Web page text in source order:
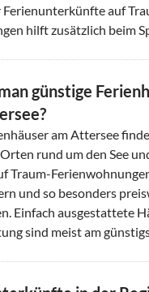
Ferienunterkünfte auf
hilft zusätzlich beim
günstige
am Attersee
rund um den See
Traum-
und so besonders
Einfach ausgestattete
sind meist am